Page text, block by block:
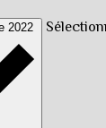
2022